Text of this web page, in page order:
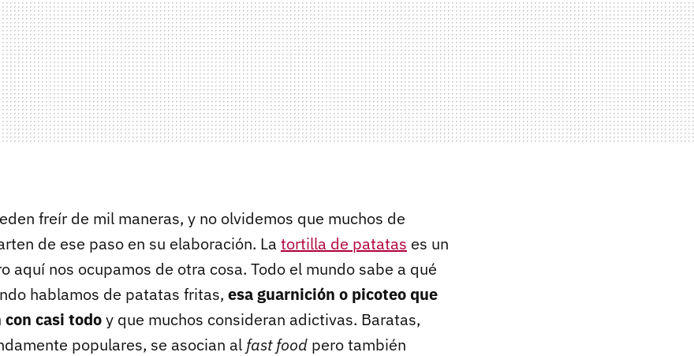
freír de mil maneras, y no olvidemos que muchos de
de ese paso en su elaboración. La tortilla de patatas es un
aquí nos ocupamos de otra cosa. Todo el mundo sabe a qué
hablamos de patatas fritas, esa guarnición o picoteo que
casi todoy que muchos consideran adictivas. Baratas,
populares, se asocian al fast food pero también